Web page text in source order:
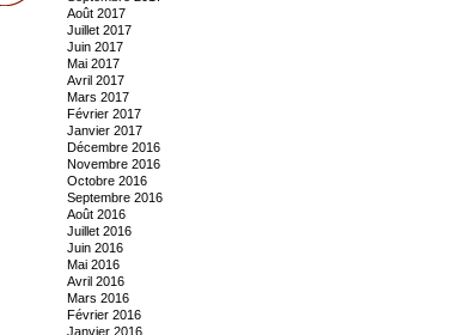
Août 2017
Juillet 2017
Juin 2017
Mai 2017
Avril 2017
Mars 2017
Février 2017
Janvier 2017
Décembre 2016
Novembre 2016
Octobre 2016
Septembre 2016
Août 2016
Juillet 2016
Juin 2016
Mai 2016
Avril 2016
Mars 2016
Février 2016
Janvier 2016